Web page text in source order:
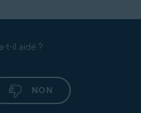
t-il aidé ?
NON